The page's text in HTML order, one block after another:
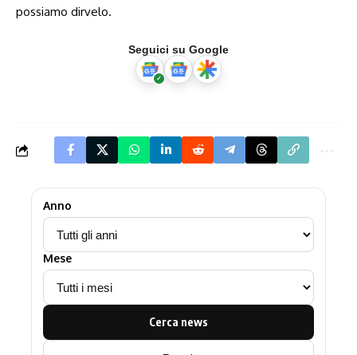
possiamo dirvelo.
Seguici su Google
Anno
Mese
Cerca news